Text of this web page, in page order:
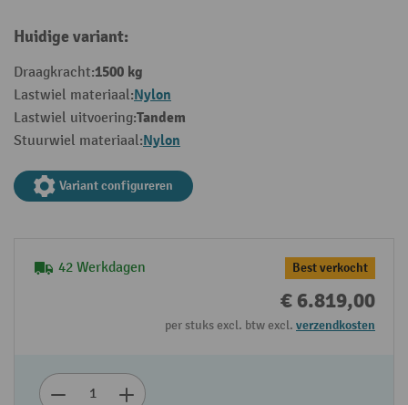
Huidige variant:
Draagkracht:1500 kg
Lastwiel materiaal:Nylon
Lastwiel uitvoering:Tandem
Stuurwiel materiaal:Nylon
Variant configureren
42 Werkdagen Best verkocht
€ 6.819,00
per stuks excl. btw excl. verzendkosten